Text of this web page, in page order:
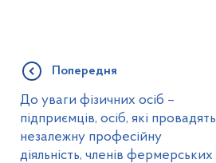
Попередня
До уваги фізичних осіб –
підприємців, осіб, які провадять
незалежну професійну
діяльність, членів фермерських